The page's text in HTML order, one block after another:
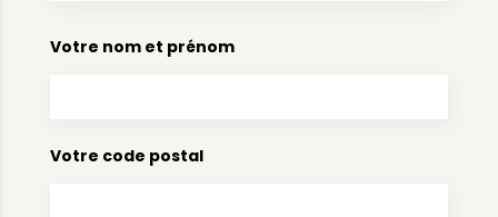
Votre nom et prénom
Votre code postal